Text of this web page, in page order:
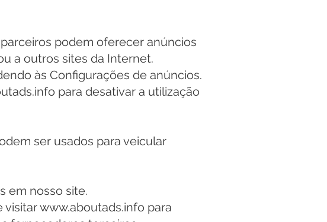
podem oferecer anúncios
a outros sites da Internet.
às Configurações de anúncios.
para desativar a utilização
ser usados para veicular
em nosso site.
www.aboutads.info para